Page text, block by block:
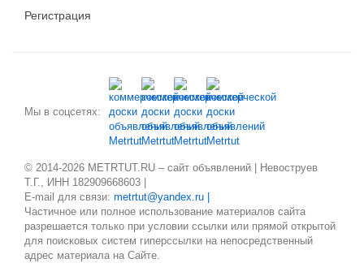
Регистрация
Мы в соцсетях:
© 2014-2026 METRTUT.RU – сайт объявлений | Невоструев
Т.Г., ИНН 182909668603 |
E-mail для связи: metrtut@yandex.ru |
Частичное или полное использование материалов сайта
разрешается только при условии ссылки или прямой открытой
для поисковых систем гиперссылки на непосредственный
адрес материала на Сайте.